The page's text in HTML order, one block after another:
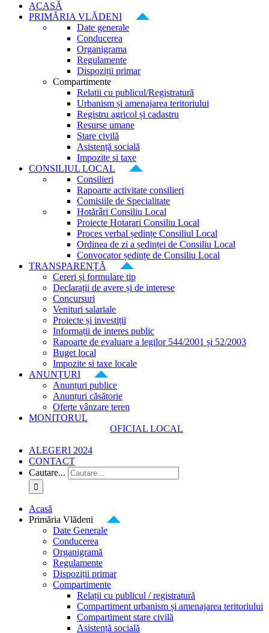
ACASĂ
PRIMĂRIA VLĂDENI
Date generale
Conducerea
Organigrama
Regulamente
Dispoziții primar
Compartimente
Relatii cu publicul/Registratură
Urbanism și amenajarea teritoriului
Registru agricol și cadastru
Resurse umane
Stare civilă
Asistență socială
Impozite si taxe
CONSILIUL LOCAL
Consilieri
Rapoarte activitate consilieri
Comisiile de Specialitate
Hotărâri Consiliu Local
Proiecte Hotarari Consiliu Local
Proces verbal ședințe Consiliul Local
Ordinea de zi a ședinței de Consiliu Local
Convocator ședințe de Consiliu Local
TRANSPARENȚĂ
Cereri și formulare tip
Declarații de avere și de interese
Concursuri
Venituri salariale
Proiecte și investiții
Informații de interes public
Rapoarte de evaluare a legilor 544/2001 și 52/2003
Buget local
Impozite si taxe locale
ANUNȚURI
Anunțuri publice
Anunțuri căsătorie
Oferte vânzare teren
MONITORUL
OFICIAL LOCAL
ALEGERI 2024
CONTACT
Cautare...
Acasă
Primăria Vlădeni
Date Generale
Conducerea
Organigramă
Regulamente
Dispoziții primar
Compartimente
Relații cu publicul / registratură
Compartiment urbanism și amenajarea teritoriului
Compartiment stare civilă
Asistență socială